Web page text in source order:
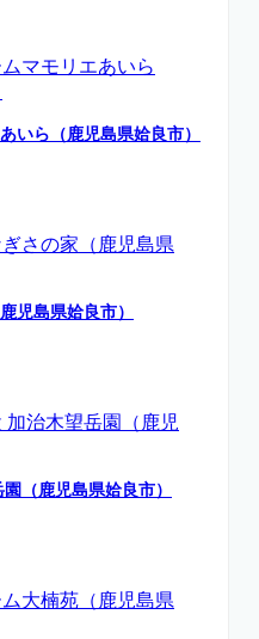
いら（鹿児島県姶良市）
児島県姶良市）
（鹿児島県姶良市）